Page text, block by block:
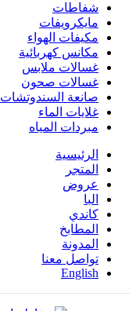
شفاطات
مايكرويفات
مكيفات الهواء
مكانس كهربائية
غسالات ملابس
غسالات صحون
صانعة السندوتشات
غلايات الماء
مبردات المياه
الرئيسية
المتجر
عروض
البا
كاندي
المطابخ
المدونة
تواصل معنا
English